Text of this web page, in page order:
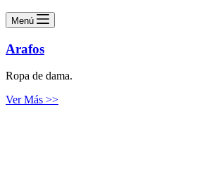
Menú
Arafos
Ropa de dama.
Ver Más >>